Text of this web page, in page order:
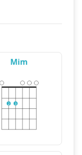
Mim
2 3